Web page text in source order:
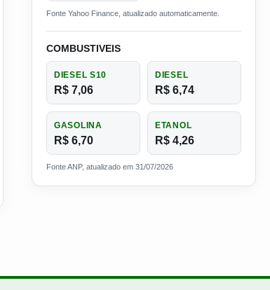
Fonte Yahoo Finance, atualizado automaticamente.
COMBUSTIVEIS
DIESEL S10
R$ 7,06
DIESEL
R$ 6,74
GASOLINA
R$ 6,70
ETANOL
R$ 4,26
Fonte ANP, atualizado em 31/07/2026